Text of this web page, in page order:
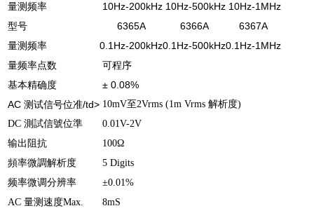
量测频率
10Hz-200kHz 10Hz-500kHz 10Hz-1MHz
型号
6365A 6366A
6367A
量测频率
0.1Hz-200kHz0.1Hz-500kHz0.1Hz-1MHz
量频率点数
可程序
基本精确度
± 0.08%
AC 测试信号位准/td> 10mV至2Vrms (1m Vrms 解析度)
DC測試信號位準
0.01V-2V
输出阻抗
100Ω
頻率微調解析度
5 Digits
频率微调分辨率
±0.01%
AC量测速度Max. 8mS